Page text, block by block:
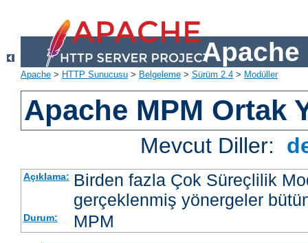
Apache
Apache > HTTP Sunucusu > Belgeleme > Sürüm 2.4 > Modüller
Apache MPM Ortak
Mevcut Diller:
Açıklama: Birden fazla Çok Süreçlilik
gerçeklenmiş yönergeler
Durum: MPM